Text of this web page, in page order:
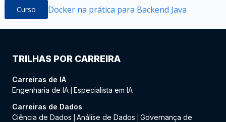
Curso Docker na prática para Backend Java
TRILHAS POR CARREIRA
Carreiras de IA
Engenharia de IA Especialista em IA
Carreiras de Dados
Ciência de Dados
Análise de Dados
Governança de